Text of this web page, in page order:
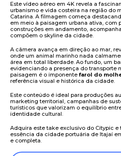
Este vídeo aéreo em 4K revela a
urbanismo e vida costeira na região do
Catarina. A filmagem começa
em meio à paisagem urbana ativa, com
construções em andamento,
compõem o skyline da cidade.
A câmera avança em direção ao mar,
onde um animal marinho nada
área em total liberdade. Ao fundo, um
evidenciando a presença do transporte
paisagem é o imponente farol do
referência visual e histórica da cidade.
Este conteúdo é ideal para produções
marketing territorial, campanhas de
turísticos que valorizam o equilíbrio
identidade cultural.
Adquira este take exclusivo do Citypic e
essência da cidade portuária de Itajaí
e completa.